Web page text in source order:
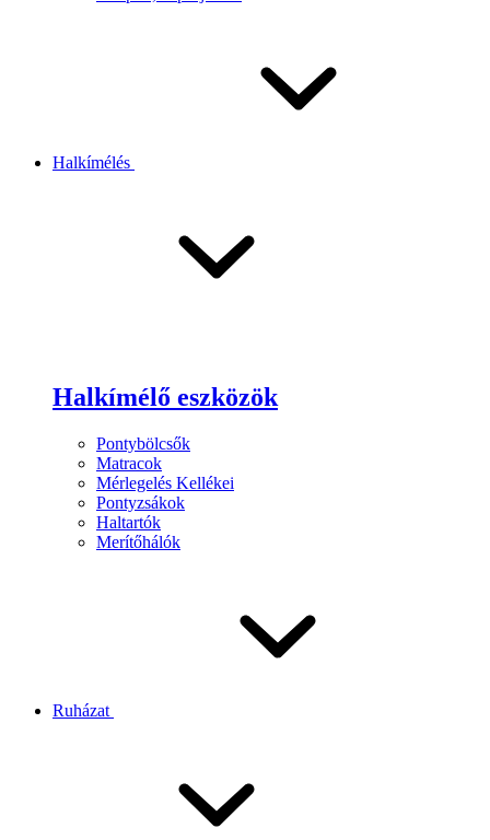
Halkímélés
Halkímélő eszközök
Pontybölcsők
Matracok
Mérlegelés Kellékei
Pontyzsákok
Haltartók
Merítőhálók
Ruházat